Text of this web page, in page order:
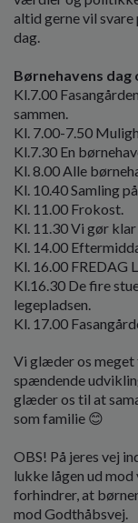
altid gerne vil
dag.
Børnehavens dag
Kl.7.00
sammen.
Kl. 7.00-7.50
Kl.7.30 En
Kl. 8.00 Alle
Kl. 10.40 Samling
Kl. 11.00 Frokost.
Kl. 11.30 Vi gør
Kl. 14.00
Kl. 16.00 FREDAG
Kl.16.30 De fire
legepladsen.
Kl. 17.00
Vi glæder os meget
spændende
glæder os til at
som familie 😊
OBS! På jeres vej
lukke lågen ud mod
forhindrer, at
mod Godthåbsvej.